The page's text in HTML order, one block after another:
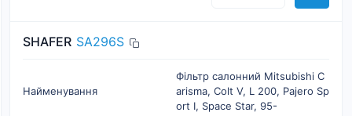
SHAFER SA296S
Найменування
Фільтр салонний Mitsubishi C
arisma, Colt V, L 200, Pajero Sp
ort I, Space Star, 95-